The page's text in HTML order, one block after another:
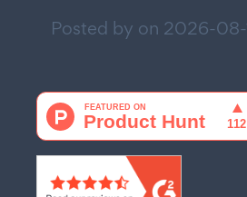
Posted by on 2026-